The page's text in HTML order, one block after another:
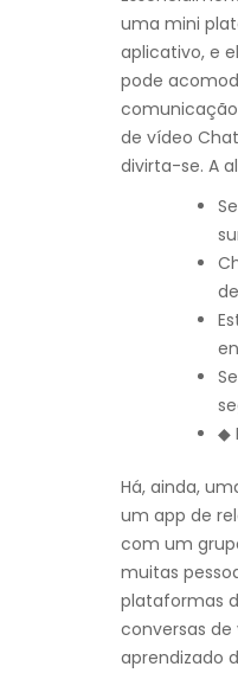
uma mini
aplicativo, e
pode
de vídeo
divirta-se. A
◆
Há, ainda,
um app de
com um
muitas
plataformas
conversas
aprendizado